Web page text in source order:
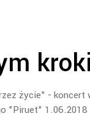
życie" -
"Piruet"